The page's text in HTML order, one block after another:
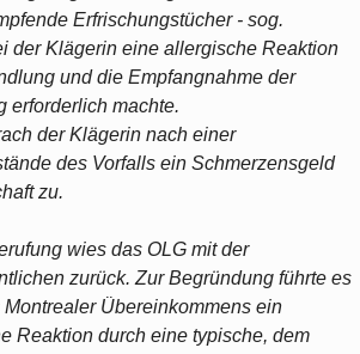
Erfrischungstücher - sog.
der Klägerin eine allergische Reaktion
und die Empfangnahme der
erforderlich machte.
der Klägerin nach einer
des Vorfalls ein Schmerzensgeld
zu.
wies das OLG mit der
zurück. Zur Begründung führte es
Übereinkommens ein
Reaktion durch eine typische, dem